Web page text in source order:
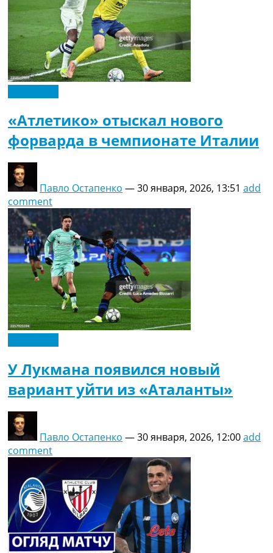
«Атлетико» отыскал нового
форварда в чемпионате Италии
Павло Остапенко —30 января, 2026, 13:51 add
comment
У Лукмана появился новый
вариант уйти из «Аталанты»
Павло Остапенко —30 января, 2026, 12:00add
comment